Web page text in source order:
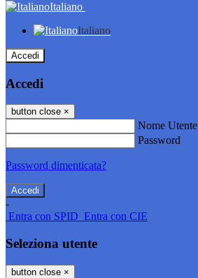
Italiano
Italiano
Accedi
Accedi
button close ×
Nome Utente
Password
Password dimenticata?
-
Entra con SPID Entra con CIE
Seleziona utente
button close ×